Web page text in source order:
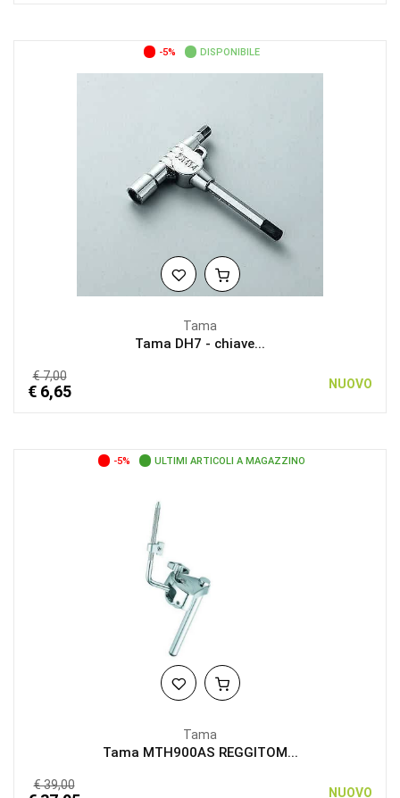
-5% DISPONIBILE
Tama
Tama DH7 - chiave...
€ 7,00
€ 6,65 NUOVO
-5% ULTIMI ARTICOLI A MAGAZZINO
Tama
Tama MTH900AS REGGITOM...
€ 39,00
NUOVO